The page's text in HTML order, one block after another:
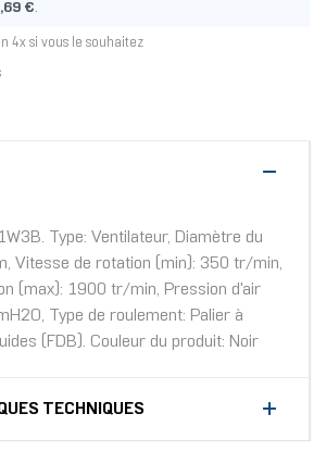
€.
4x si vous le souhaitez
Type: Ventilateur, Diamètre du
Vitesse de rotation (min): 350 tr/min,
(max): 1900 tr/min, Pression d'air
Type de roulement: Palier à
(FDB). Couleur du produit: Noir
TECHNIQUES